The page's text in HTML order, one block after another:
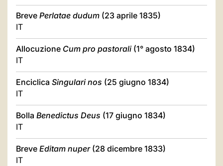
Breve Perlatae dudum (23 aprile 1835)
IT
Allocuzione Cum pro pastorali(1° agosto 1834)
IT
Enciclica Singulari nos (25 giugno 1834)
IT
Bolla Benedictus Deus (17 giugno 1834)
IT
Breve Editam nuper(28 dicembre 1833)
IT